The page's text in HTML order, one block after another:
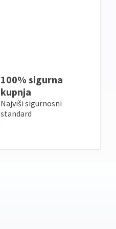
100% sigurna
kupnja
Najviši sigurnosni
standard